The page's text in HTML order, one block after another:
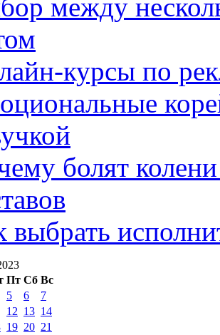
между
курсы по
болят
выбрать
Пт Сб Вс
5 6
7
12 13 14
19 20 21